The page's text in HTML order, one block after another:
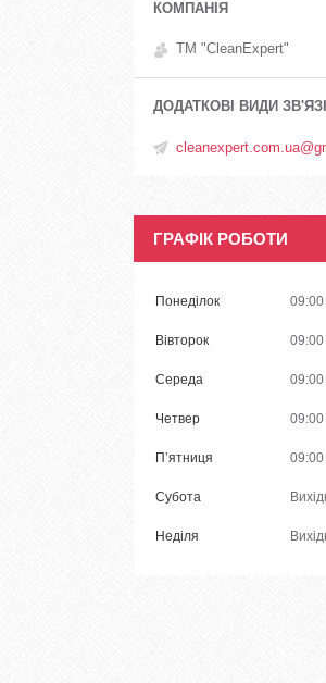
ТМ "CleanExpert"
ГРАФІК РОБОТИ
Понеділок 09:00
Вівторок 09:00
Середа 09:00
Четвер 09:00
Пʼятниця 09:00
Субота
Неділя